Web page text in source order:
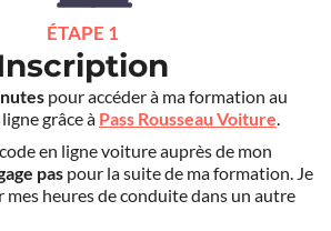
ÉTAPE 1
pour accéder à ma formation au
grâce à Pass Rousseau Voiture.
en ligne voiture auprès de mon
pas pour la suite de ma formation. Je
heures de conduite dans un autre